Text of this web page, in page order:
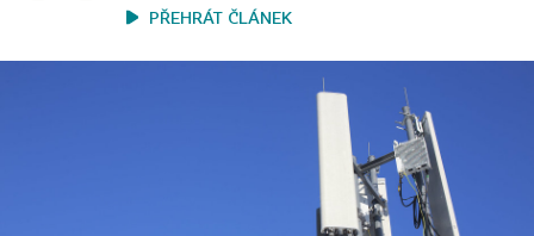
PŘEHRÁT ČLÁNEK